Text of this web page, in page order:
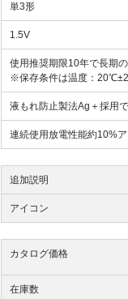
単3形
1.5V
使用推奨期限10年で長期
※保存条件は温度：
液もれ防止製法Ag＋採用
連続使用放電性能約10%ア
追加説明
アイコン
カタログ価格
在庫数